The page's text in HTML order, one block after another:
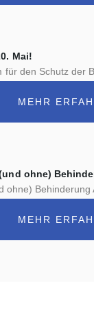
Mai!
den Schutz der
MEHR
ohne)
ohne)
MEHR